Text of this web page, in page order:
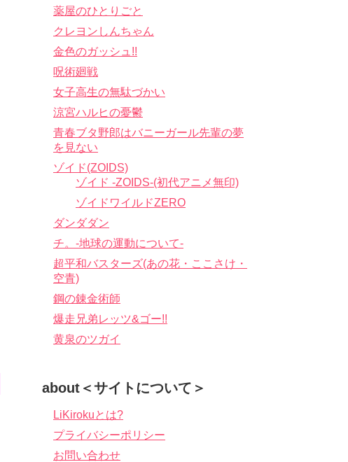
薬屋のひとりごと
クレヨンしんちゃん
金色のガッシュ!!
呪術廻戦
女子高生の無駄づかい
涼宮ハルヒの憂鬱
青春ブタ野郎はバニーガール先輩の夢
を見ない
ゾイド(ZOIDS)
ゾイド -ZOIDS-(初代アニメ無印)
ゾイドワイルドZERO
ダンダダン
チ。-地球の運動について-
超平和バスターズ(あの花・ここさけ・
空青)
鋼の錬金術師
爆走兄弟レッツ&ゴー!!
黄泉のツガイ
about＜サイトについて＞
LiKirokuとは?
プライバシーポリシー
お問い合わせ